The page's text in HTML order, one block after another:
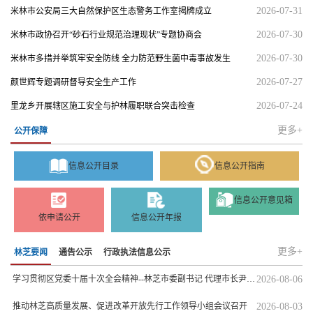
2026-07-31
米林市公安局三大自然保护区生态警务工作室揭牌成立
2026-07-30
米林市政协召开“砂石行业规范治理现状”专题协商会
2026-07-30
米林市多措并举筑牢安全防线 全力防范野生菌中毒事故发生
2026-07-27
颜世辉专题调研督导安全生产工作
2026-07-24
里龙乡开展辖区施工安全与护林履职联合突击检查
公开保障 更多+
信息公开目录 信息公开指南
依申请公开 信息公开年报
信息公开意见箱
林芝要闻 通告公示 行政执法信息公示 更多+
2026-08-06
学习贯彻区党委十届十次全会精神--林芝市委副书记 代理市长尹李峰访谈
2026-08-03
推动林芝高质量发展、促进改革开放先行工作领导小组会议召开